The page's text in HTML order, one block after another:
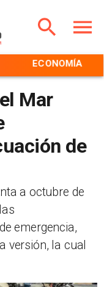
ECONOMÍA
Mar
de
a octubre de
emergencia,
versión, la cual